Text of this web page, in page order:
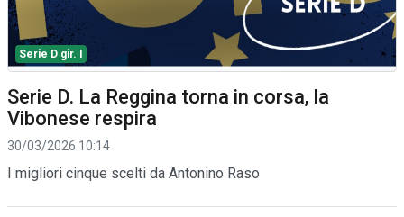
Serie D gir. I
Serie D. La Reggina torna in corsa, la
Vibonese respira
30/03/2026 10:14
I migliori cinque scelti da Antonino Raso